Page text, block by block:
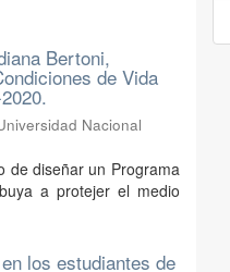
Bertoni,
de Vida
Nacional
de diseñar un Programa
a protejer el medio
los estudiantes de